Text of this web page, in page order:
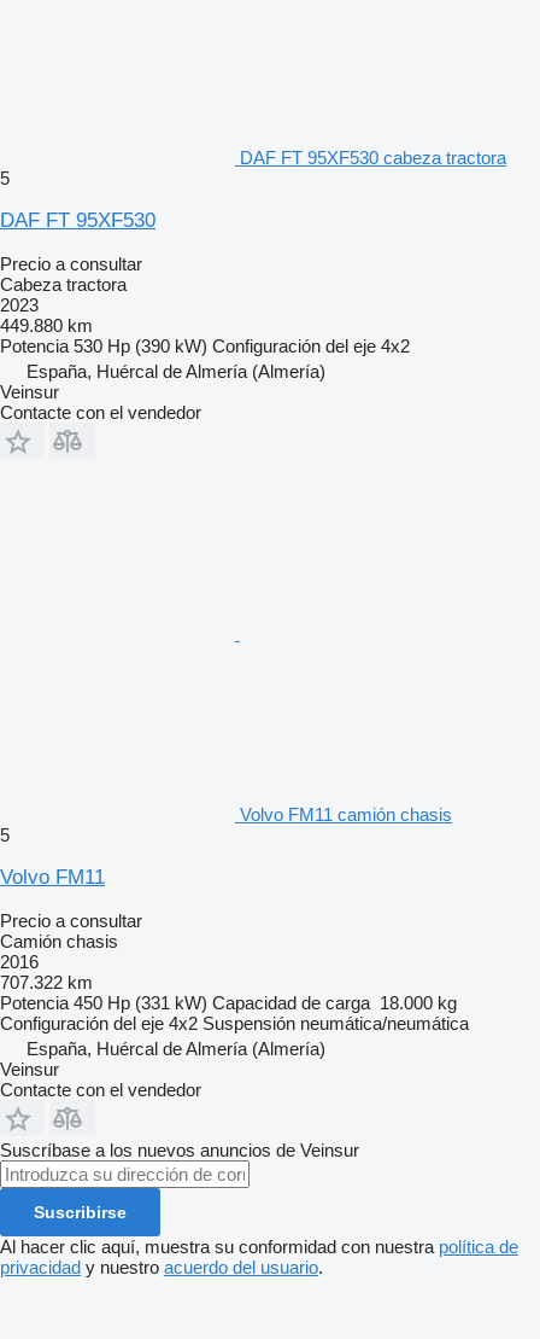
DAF FT 95XF530 cabeza tractora
5
DAF FT 95XF530
Precio a consultar
Cabeza tractora
2023
449.880 km
Potencia 530 Hp (390 kW) Configuración del eje 4x2
España, Huércal de Almería (Almería)
Veinsur
Contacte con el vendedor
Volvo FM11 camión chasis
5
Volvo FM11
Precio a consultar
Camión chasis
2016
707.322 km
Potencia 450 Hp (331 kW) Capacidad de carga 18.000 kg
Configuración del eje 4x2 Suspensión neumática/neumática
España, Huércal de Almería (Almería)
Veinsur
Contacte con el vendedor
Suscríbase a los nuevos anuncios de Veinsur
Suscribirse
Al hacer clic aquí, muestra su conformidad con nuestra política de
privacidad y nuestro acuerdo del usuario.